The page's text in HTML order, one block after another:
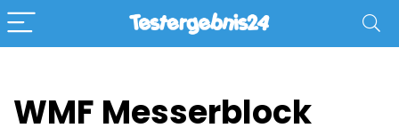
WMF Messerblock